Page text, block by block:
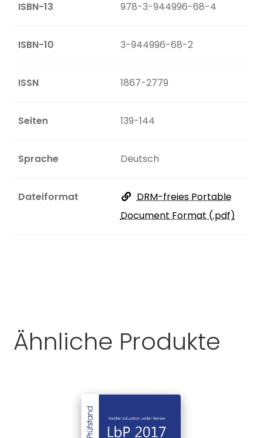
ISBN-13 978-3-944996-68-4
ISBN-10 3-944996-68-2
ISSN 1867-2779
Seiten 139-144
Sprache Deutsch
Dateiformat
DRM-freies Portable
Document Format (.pdf)
Ähnliche Produkte